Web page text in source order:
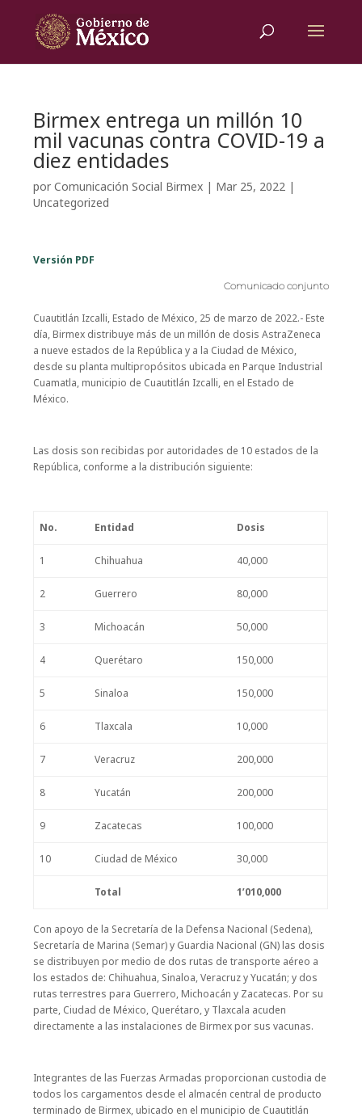
Birmex entrega un millón 10
mil vacunas contra COVID-19 a
diez entidades
porComunicación Social Birmex | Mar 25, 2022 |
Uncategorized
Versión PDF
Comunicado conjunto
Cuautitlán Izcalli, Estado de México, 25 de marzo de 2022.- Este
día, Birmex distribuye más de un millón de dosis AstraZeneca
a nueve estados de la República y a la Ciudad de México,
desde su planta multipropósitos ubicada en Parque Industrial
Cuamatla, municipio de Cuautitlán Izcalli, en el Estado de
México.
Las dosis son recibidas por autoridades de 10 estados de la
República, conforme a la distribución siguiente:
No. Entidad Dosis
1 Chihuahua 40,000
2 Guerrero 80,000
3 Michoacán 50,000
4 Querétaro 150,000
5 Sinaloa 150,000
6 Tlaxcala 10,000
7 Veracruz 200,000
8 Yucatán 200,000
9 Zacatecas 100,000
10 Ciudad de México 30,000
Total 1’010,000
Con apoyo de la Secretaría de la Defensa Nacional (Sedena),
Secretaría de Marina (Semar) y Guardia Nacional (GN) las dosis
se distribuyen por medio de dos rutas de transporte aéreo a
los estados de: Chihuahua, Sinaloa, Veracruz y Yucatán; y dos
rutas terrestres para Guerrero, Michoacán y Zacatecas. Por su
parte, Ciudad de México, Querétaro, y Tlaxcala acuden
directamente a las instalaciones de Birmex por sus vacunas.
Integrantes de las Fuerzas Armadas proporcionan custodia de
todos los cargamentos desde el almacén central de producto
terminado de Birmex, ubicado en el municipio de Cuautitlán